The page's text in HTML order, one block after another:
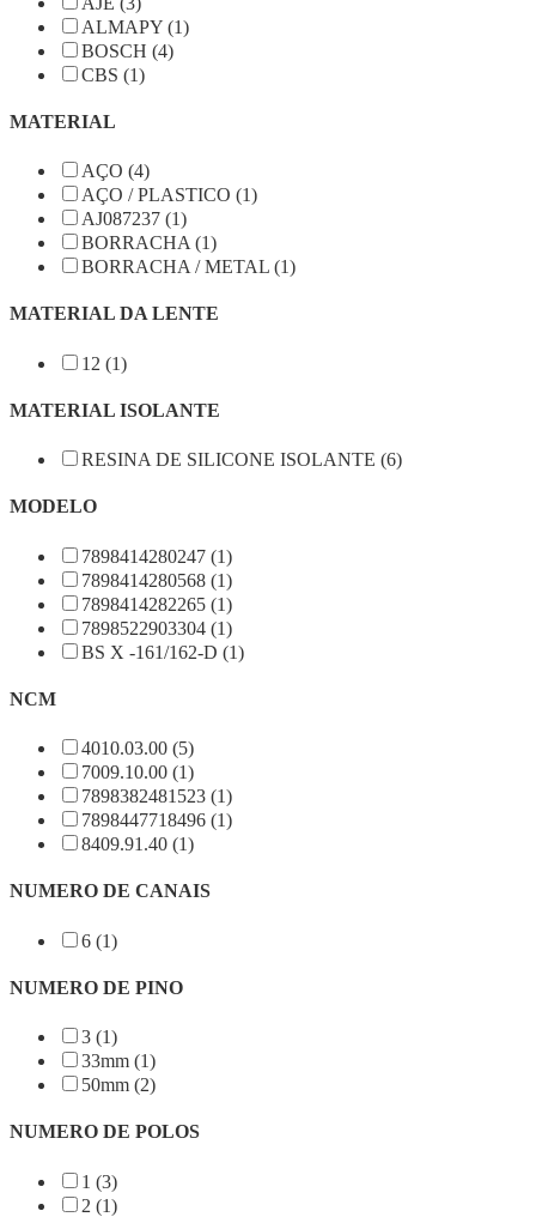
ALMAPY (1)
BOSCH (4)
CBS (1)
MATERIAL
AÇO (4)
AÇO / PLASTICO (1)
AJ087237 (1)
BORRACHA (1)
BORRACHA / METAL (1)
MATERIAL DA LENTE
12 (1)
MATERIAL ISOLANTE
RESINA DE SILICONE ISOLANTE (6)
MODELO
7898414280247 (1)
7898414280568 (1)
7898414282265 (1)
7898522903304 (1)
BS X -161/162-D (1)
NCM
4010.03.00 (5)
7009.10.00 (1)
7898382481523 (1)
7898447718496 (1)
8409.91.40 (1)
NUMERO DE CANAIS
6 (1)
NUMERO DE PINO
3 (1)
33mm (1)
50mm (2)
NUMERO DE POLOS
1 (3)
2 (1)